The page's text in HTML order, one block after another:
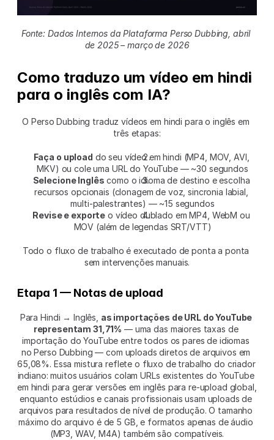
Fonte: Dados Internos da Plataforma Perso Dubbing, abril
de 2025 – março de 2026
Como traduzo um vídeo em hindi
para o inglês com IA?
O Perso Dubbing traduz vídeos em hindi para o inglês em
três etapas:
Faça o upload do seu vídeo em hindi (MP4, MOV, AVI,
MKV) ou cole uma URL do YouTube — ~30 segundos
Selecione Inglês como o idioma de destino e escolha
recursos opcionais (clonagem de voz, sincronia labial,
multi-palestrantes) — ~15 segundos
Revise e exporte o vídeo dublado em MP4, WebM ou
MOV (além de legendas SRT/VTT)
Todo o fluxo de trabalho é executado de ponta a ponta
sem intervenções manuais.
Etapa 1 — Notas de upload
Para Hindi → Inglês, as importações de URL do YouTube
representam 31,71% — uma das maiores taxas de
importação do YouTube entre todos os pares de idiomas
no Perso Dubbing — com uploads diretos de arquivos em
65,08%. Essa mistura reflete o fluxo de trabalho do criador
indiano: muitos usuários colam URLs existentes do YouTube
em hindi para gerar versões em inglês para re-upload global,
enquanto estúdios e canais profissionais usam uploads de
arquivos para resultados de nível de produção. O tamanho
máximo do arquivo é de 5 GB, e formatos apenas de áudio
(MP3, WAV, M4A) também são compatíveis.